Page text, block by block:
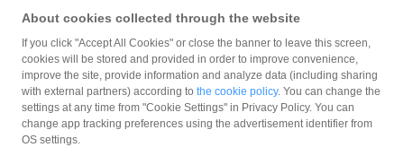
規約
ガイドライン
About cookies collected through the website
If you click "Accept All Cookies" or close the banner to leave this screen,
cookies will be stored and provided in order to improve convenience,
improve the site, provide information and analyze data (including sharing
with external partners) according to the cookie policy. You can change the
settings at any time from "Cookie Settings" in Privacy Policy. You can
change app tracking preferences using the advertisement identifier from
OS settings.